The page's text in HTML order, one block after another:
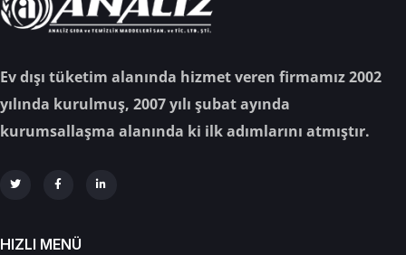
Ev dışı tüketim alanında hizmet veren firmamız 2002
yılında kurulmuş, 2007 yılı şubat ayında
kurumsallaşma alanında ki ilk adımlarını atmıştır.
HIZLI MENÜ